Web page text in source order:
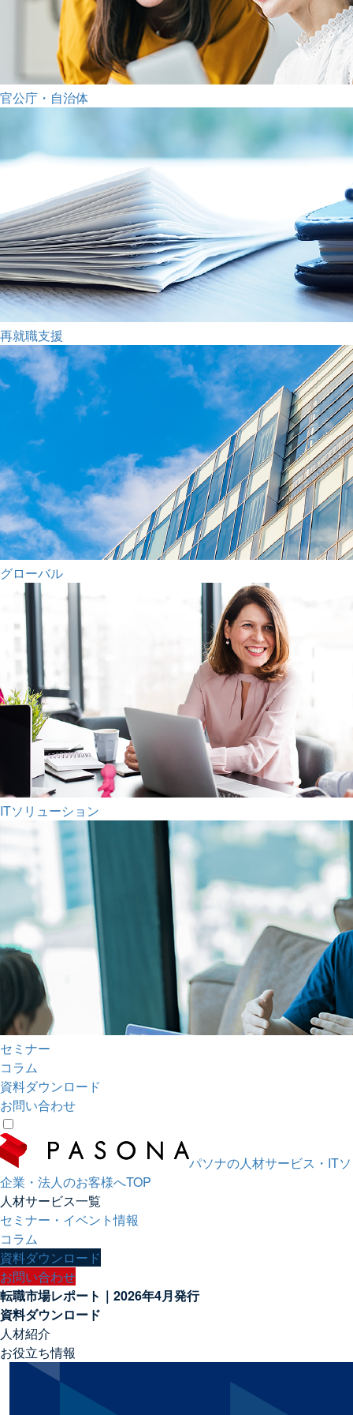
官公庁・自治体
再就職支援
グローバル
ITソリューション
セミナー
コラム
資料ダウンロード
お問い合わせ
パソナの人材サービス・IT
企業・法人のお客様へTOP
人材サービス一覧
セミナー・イベント情報
コラム
資料ダウンロード
お問い合わせ
転職市場レポート｜2026年4月発行
資料ダウンロード
人材紹介
お役立ち情報